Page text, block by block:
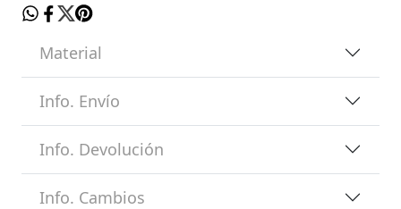
Material
Info. Envío
Info. Devolución
Info. Cambios